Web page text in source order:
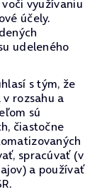
využívaniu
účely.
udeleného
s tým, že
rozsahu a
sú
čiastočne
spracúvať (v
a používať